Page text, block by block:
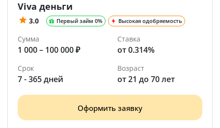
Viva деньги
3.0 Первый займ 0% Высокая одобряемость
Сумма
1 000 – 100 000 ₽
Ставка
от 0.314%
Срок
7 - 365 дней
Возраст
от 21 до 70 лет
Оформить заявку